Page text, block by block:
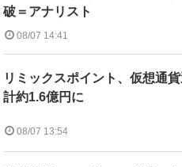
破＝アナリスト
08/07 14:41
リミックスポイント、仮想通
計約1.6億円に
08/07 13:54